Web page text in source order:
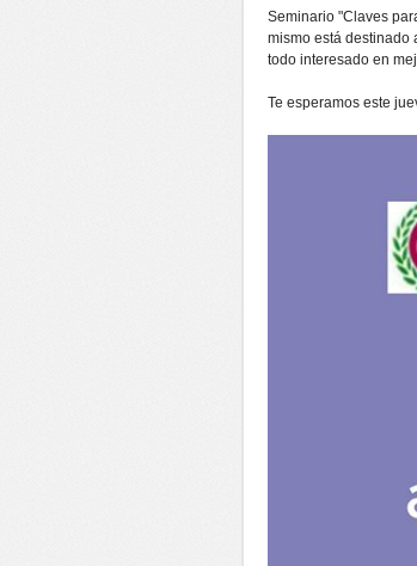
Seminario "Claves
mismo está destinado
todo interesado en
Te esperamos este